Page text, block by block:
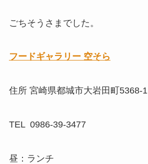
ごちそうさまでした。
フードギャラリー 空そら
住所 宮崎県都城市大岩田町5368-1
TEL 0986-39-3477
昼：ランチ